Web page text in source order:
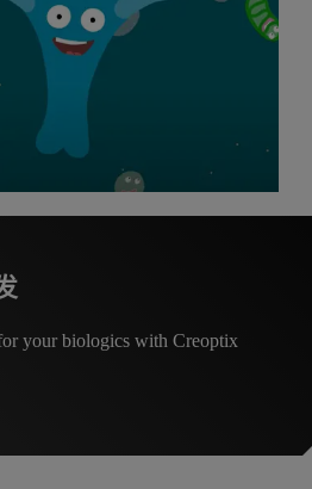
your biologics with Creoptix